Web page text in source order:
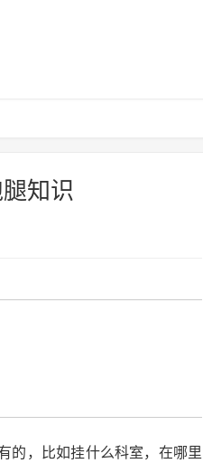
知识
的，比如挂什么科室，在哪里